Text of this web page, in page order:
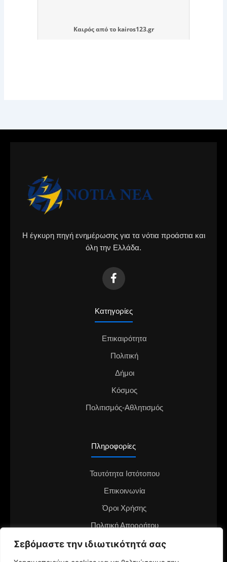
Σεβόμαστε την ιδιωτικότητά σας
Καιρόςαπό το kairos123.gr
Η έγκυρη πηγή ενημέρωσης για τα νότια προάστια και
όλη την Ελλάδα.
Κατηγορίες
Επικαιρότητα
Πολιτική
Δήμοι
Κόσμος
Πολιτισμός-Αθλητισμός
Πληροφορίες
Ταυτότητα Ιστότοπου
Επικοινωνία
Όροι Χρήσης
Πολιτική Απορρήτου
Διαφημιστείτε στο notianea.gr
Γίνε ο ανταποκριτής στην περιοχή σου